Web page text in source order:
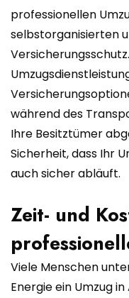
professionellen
selbstorganisierten
während des
Ihre Besitztümer
Sicherheit, dass Ihr
auch sicher abläuft.
Zeit- und
Viele Menschen
Energie ein Umzug